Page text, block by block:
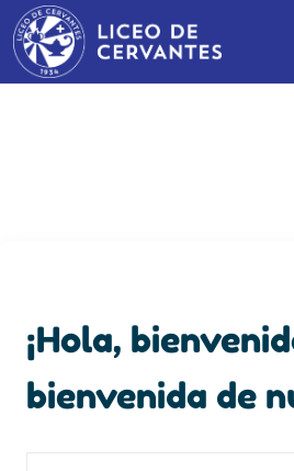
¡Hola,
bienvenida de